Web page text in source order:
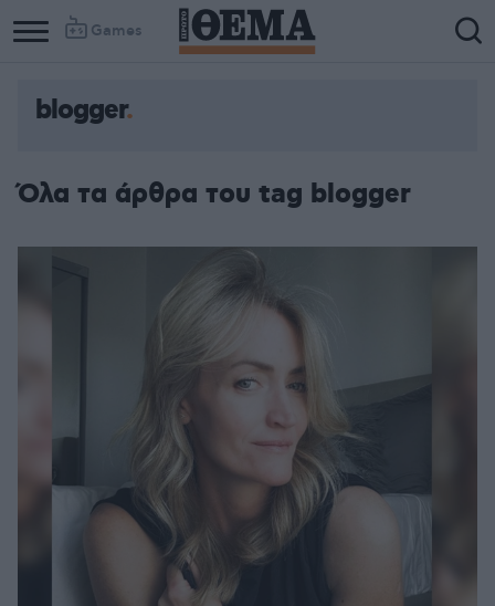
Games
blogger
Όλα τα άρθρα του tag blogger